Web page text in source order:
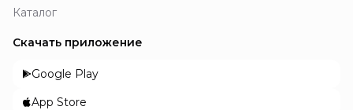
Каталог
Скачать приложение
Google Play
App Store